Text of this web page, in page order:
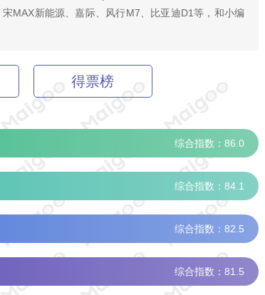
MAX新能源、嘉际、风行M7、比亚迪D1等，和小编
得票榜
综合指数：86.0
综合指数：84.1
综合指数：82.5
综合指数：81.5